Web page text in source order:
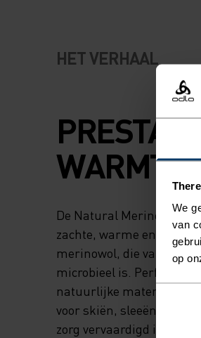
We
van
op
HET VERHAAL
De Natural Merino 200
zachte, warme en
merinowol, die van
microbieel is. Perfect
natuurlijke materialen
voor skiën, sleeën of
zorg vervaardigd in onze